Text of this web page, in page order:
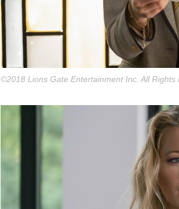
©2018 Lions Gate Entertainment Inc. All Rights